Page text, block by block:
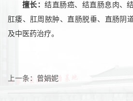
擅长：结直肠癌、结直肠息肉、
肛痿、肛周脓肿、直肠脱垂、直肠阴
及中医药治疗。
上一条： 曾娟妮